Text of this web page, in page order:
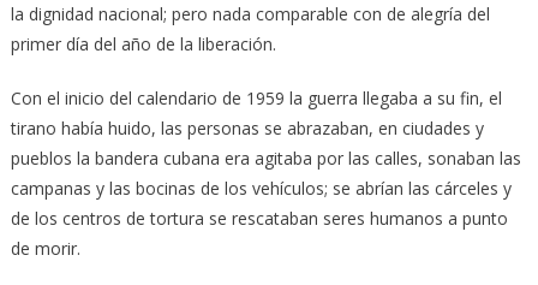
la dignidad nacional; pero nada comparable con de alegría del
primer día del año de la liberación.
Con el inicio del calendario de 1959 la guerra llegaba a su fin, el
tirano había huido, las personas se abrazaban, en ciudades y
pueblos la bandera cubana era agitaba por las calles, sonaban las
campanas y las bocinas de los vehículos; se abrían las cárceles y
de los centros de tortura se rescataban seres humanos a punto
de morir.